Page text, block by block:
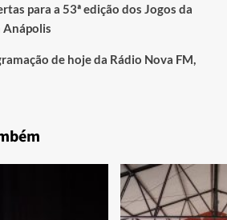
para a 53ª edição dos Jogos da
Anápolis
de hoje da Rádio Nova FM,